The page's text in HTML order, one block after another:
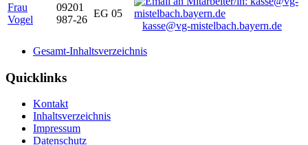
Frau
Vogel
09201
987-26
EG 05
kasse@vg-mistelbach.bayern.de
Gesamt-Inhaltsverzeichnis
Quicklinks
Kontakt
Inhaltsverzeichnis
Impressum
Datenschutz